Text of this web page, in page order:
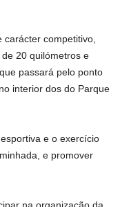
competitivo,
20 quilómetros e
passará pelo ponto
interior dos do Parque
e o exercício
e promover
na organização da